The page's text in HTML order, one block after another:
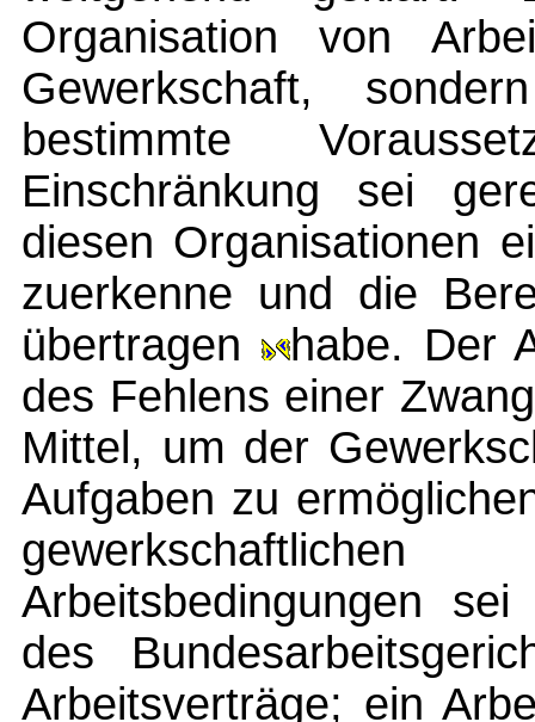
Organisation von
Gewerkschaft,
bestimmte
Einschränkung sei
diesen Organisationen
zuerkenne und die
übertragen
habe. Der
des Fehlens einer
Mittel, um der
Aufgaben zu
Arbeitsbedingungen
des
Arbeitsverträge; ein